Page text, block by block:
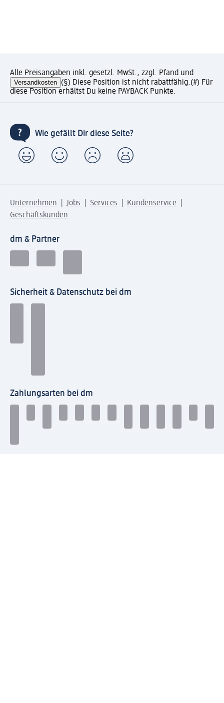
Alle Preisangaben inkl. gesetzl. MwSt., zzgl. Pfand und
Versandkosten (§) Diese Position ist nicht rabattfähig.(#) Für
diese Position erhältst Du keine PAYBACK Punkte.
Wie gefällt Dir diese Seite?
Unternehmen Jobs Services
Kundenservice
Geschäftskunden
dm & Partner
Sicherheit & Datenschutz bei dm
Zahlungsarten bei dm